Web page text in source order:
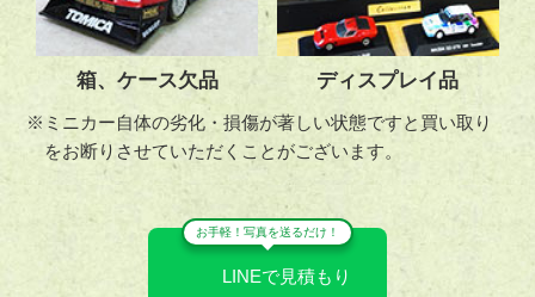
箱、ケース欠品 ディスプレイ品
※ミニカー自体の劣化・損傷が著しい状態ですと買い取り
をお断りさせていただくことがございます。
お手軽！写真を送るだけ！
LINEで見積もり